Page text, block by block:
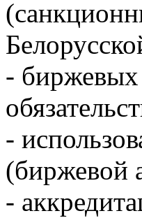
- биржевых
-
(биржевой
-